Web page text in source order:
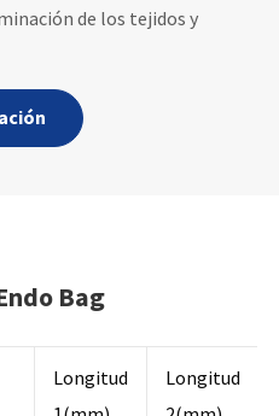
de los tejidos y
Bag
Longitud
Longitud